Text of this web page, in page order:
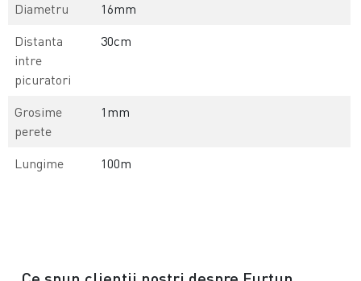
Diametru
16mm
Distanta
intre
picuratori
30cm
Grosime
perete
1mm
Lungime 100m